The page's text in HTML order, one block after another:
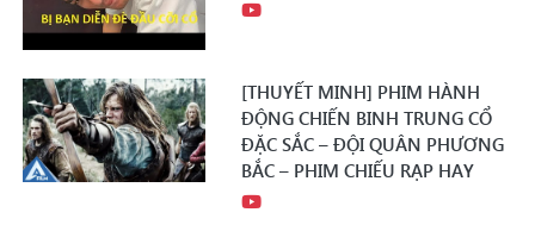
[THUYẾT MINH] PHIM HÀNH
ĐỘNG CHIẾN BINH TRUNG CỔ
ĐẶC SẮC – ĐỘI QUÂN PHƯƠNG
BẮC – PHIM CHIẾU RẠP HAY